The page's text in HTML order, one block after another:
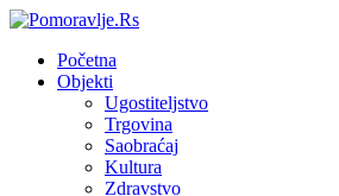
Početna
Objekti
Ugostiteljstvo
Trgovina
Saobraćaj
Kultura
Zdravstvo